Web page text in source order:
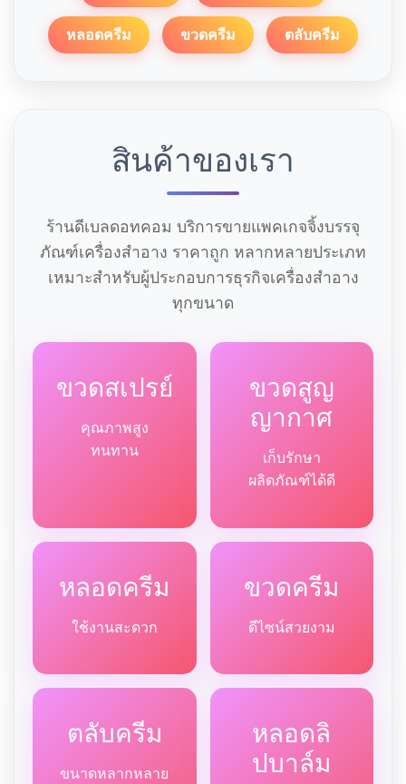
หลอดครีม ขวดครีม ตลับครีม
สินค้าของเรา
ร้านดีเบลดอทคอม บริการขายแพคเกจจิ้งบรรจุ
ภัณฑ์เครื่องสำอาง ราคาถูก หลากหลายประเภท
เหมาะสำหรับผู้ประกอบการธุรกิจเครื่องสำอาง
ทุกขนาด
ขวดสเปรย์
คุณภาพสูง
ทนทาน
ขวดสูญ
ญากาศ
เก็บรักษา
ผลิตภัณฑ์ได้ดี
หลอดครีม
ใช้งานสะดวก
ขวดครีม
ดีไซน์สวยงาม
ตลับครีม
ขนาดหลากหลาย
หลอดลิ
ปบาล์ม